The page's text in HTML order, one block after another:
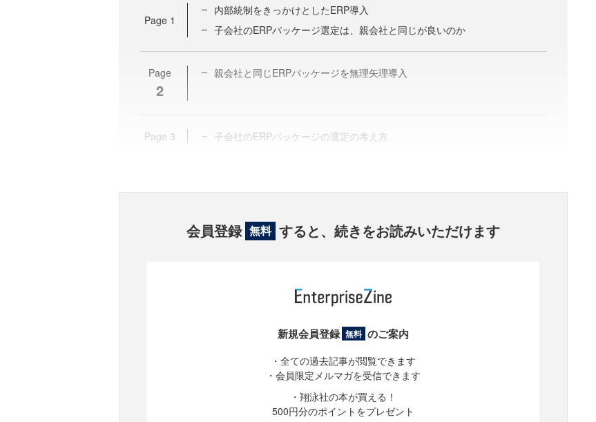
Page 1
内部統制をきっかけとしたERP導入
子会社のERPパッケージ選定は、親会社と同じが良いのか
Page
2
親会社と同じERPパッケージを無理矢理導入
Page 3 子会社のERPパッケージの選定の考え方
会員登録 無料 すると、続きをお読みいただけます
新規会員登録 無料 のご案内
・全ての過去記事が閲覧できます
・会員限定メルマガを受信できます
・翔泳社の本が買える！
500円分のポイントをプレゼント